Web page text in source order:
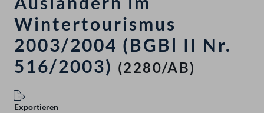
Wintertourismus
2003/2004 (BGBl II Nr.
516/2003) (2280/AB)
Exportieren